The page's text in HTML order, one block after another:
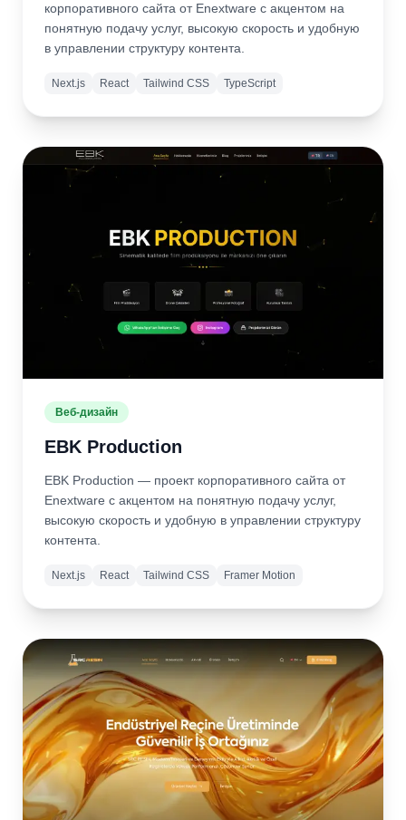
корпоративного сайта от Enextware с акцентом на
понятную подачу услуг, высокую скорость и удобную
в управлении структуру контента.
Next.js React Tailwind CSS TypeScript
Веб-дизайн
EBK Production
EBK Production — проект корпоративного сайта от
Enextware с акцентом на понятную подачу услуг,
высокую скорость и удобную в управлении структуру
контента.
Next.js React Tailwind CSS Framer Motion